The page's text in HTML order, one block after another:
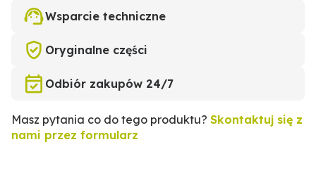
Wsparcie techniczne
Oryginalne części
Odbiór zakupów 24/7
Masz pytania co do tego produktu? Skontaktuj się z
nami przez formularz